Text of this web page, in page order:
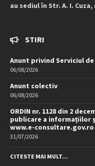
au sediul în Str. A. I. Cuza,
STIRI
Anunt privind Serviciul
06/08/2026
Anunt colectiv
06/08/2026
ORDIN nr. 1128 din 2
publicare a informațiilor
www.e-consultare.gov.ro
31/07/2026
CITESTE MAI MULT...